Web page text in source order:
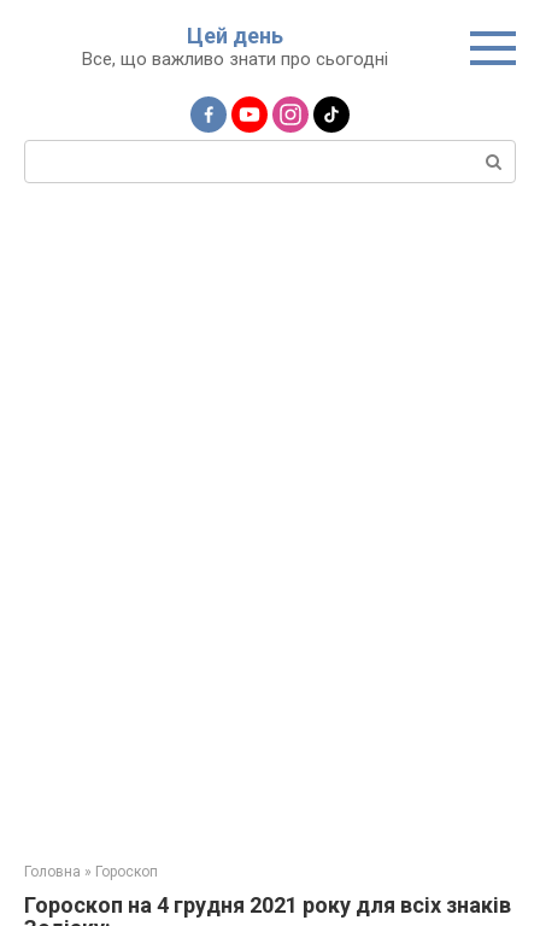
Цей день
Все, що важливо знати про сьогодні
Пошук:
Головна » Гороскоп
Гороскоп на 4 грудня 2021 року для всіх знаків